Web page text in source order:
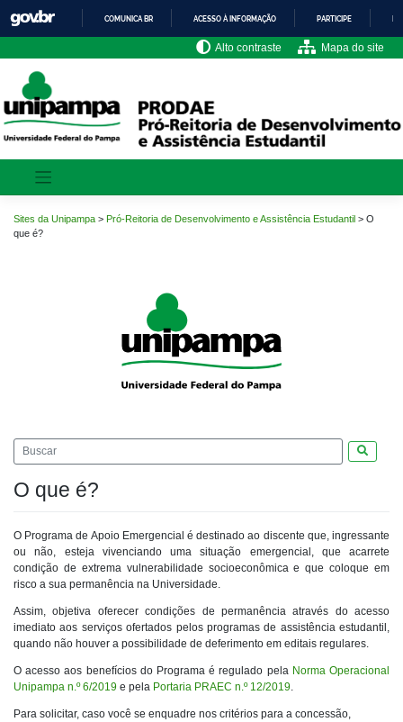
para
o
conteúdo
IR
PARA
COMUNICA BR ACESSO À INFORMAÇÃO PARTICIPE
Alto contraste Mapa do site
Sites da Unipampa > Pró-Reitoria de Desenvolvimento e Assistência Estudantil > O
que é?
O que é?
O Programa de Apoio Emergencial é destinado ao discente que, ingressante
ou não, esteja vivenciando uma situação emergencial, que acarrete
condição de extrema vulnerabilidade socioeconômica e que coloque em
risco a sua permanência na Universidade.
Assim, objetiva oferecer condições de permanência através do acesso
imediato aos serviços ofertados pelos programas de assistência estudantil,
quando não houver a possibilidade de deferimento em editais regulares.
O acesso aos benefícios do Programa é regulado pela Norma Operacional
Unipampa n.º 6/2019 e pela Portaria PRAEC n.º 12/2019
Para solicitar, caso você se enquadre nos critérios para a concessão,